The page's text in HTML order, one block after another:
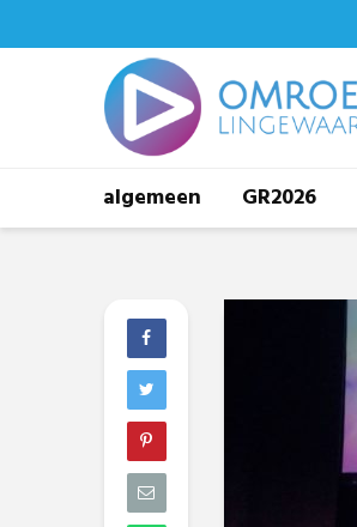
algemeen GR2026